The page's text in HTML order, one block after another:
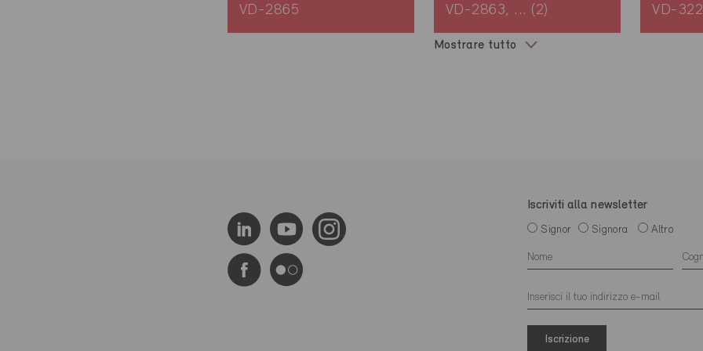
VD-2865 VD-2863, ... (2) VD-
Mostrare tutto
Iscriviti alla newsletter
Signor Signora Altro
Iscrizione